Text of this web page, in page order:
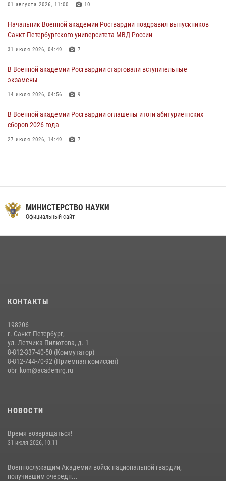
20 июля 2026, 11:17 8
108 лет со дня образования подразделений связи войск
01 августа 2026, 11:00 10
Начальник Военной академии Росгвардии поздравил выпускников
Санкт-Петербургского университета МВД России
31 июля 2026, 04:49 7
В Военной академии Росгвардии стартовали вступительные
экзамены
14 июля 2026, 04:56 9
В Военной академии Росгвардии оглашены итоги абитуриентских
сборов 2026 года
27 июля 2026, 14:49 7
14 июля 2026, 14:15 9
МИНИСТЕРСТВО НАУКИ
Официальный сайт
КОНТАКТЫ
198206
г. Санкт-Петербург,
ул. Летчика Пилютова, д. 1
8-812-337-40-50 (Коммутатор)
8-812-744-70-92 (Приемная комиссия)
obr_kom@academrg.ru
НОВОСТИ
Время возвращаться!
31 июля 2026, 10:11
Военнослужащим Академии войск национальной гвардии,
получившим очередн...